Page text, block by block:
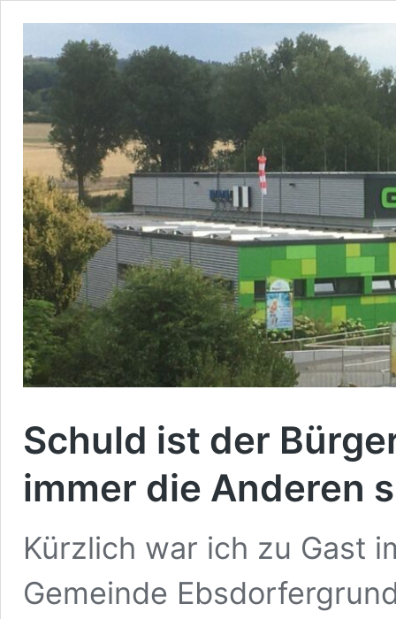
Schuld ist der
immer die Anderen
Kürzlich war ich zu Gast
Gemeinde